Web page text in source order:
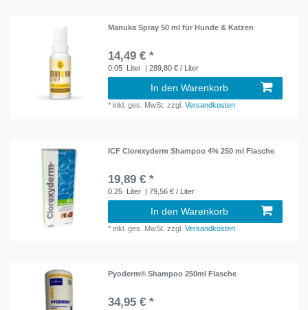
Manuka Spray 50 ml für Hunde & Katzen
14,49 € *
0.05 Liter | 289,80 € / Liter
In den Warenkorb
*inkl. ges. MwSt. zzgl.Versandkosten
ICF Clorexyderm Shampoo 4% 250 ml Flasche
19,89 € *
0.25 Liter | 79,56 € / Liter
In den Warenkorb
*inkl. ges. MwSt. zzgl.Versandkosten
Pyoderm® Shampoo 250ml Flasche
34,95 € *